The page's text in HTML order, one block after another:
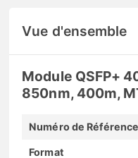
Vue d'ensemble
Module QSFP+
850nm, 400m,
Numéro de Référence
Format